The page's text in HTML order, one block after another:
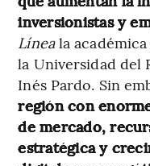
inversionistas y
Líneala
la Universidad del
Inés Pardo. Sin
región con
de mercado,
estratégica y